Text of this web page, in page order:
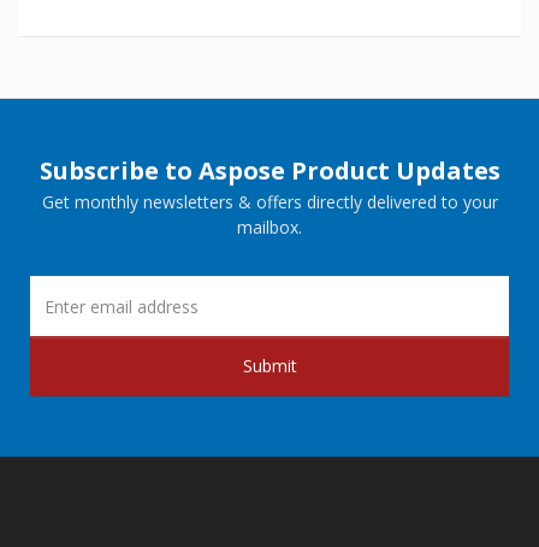
Subscribe to Aspose Product Updates
Get monthly newsletters & offers directly delivered to your
mailbox.
Submit